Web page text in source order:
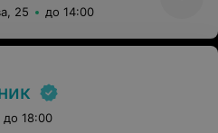
25 до 14:00
до 18:00